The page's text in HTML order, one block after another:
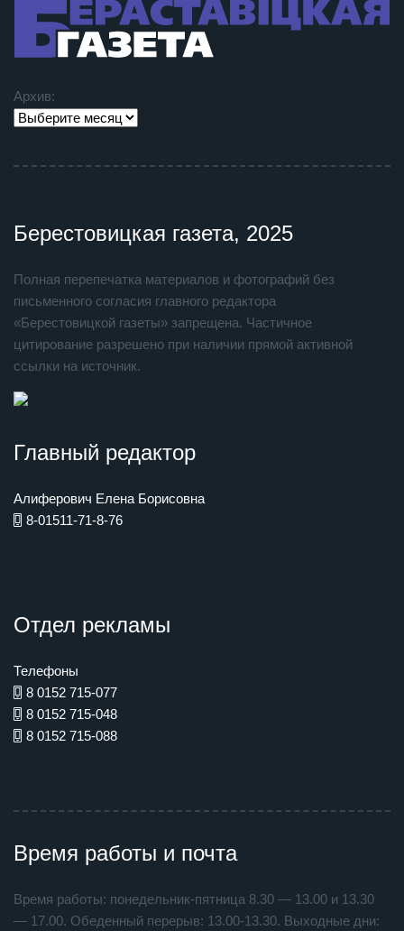
Архив:
Берестовицкая газета, 2025
Полная перепечатка материалов и фотографий без
письменного согласия главного редактора
«Берестовицкой газеты» запрещена. Частичное
цитирование разрешено при наличии прямой активной
ссылки на источник.
Главный редактор
Алиферович Елена Борисовна
8-01511-71-8-76
Отдел рекламы
Телефоны
8 0152 715-077
8 0152 715-048
8 0152 715-088
Время работы и почта
Время работы: понедельник-пятница 8.30 — 13.00 и 13.30
— 17.00. Обеденный перерыв: 13.00-13.30. Выходные дни: